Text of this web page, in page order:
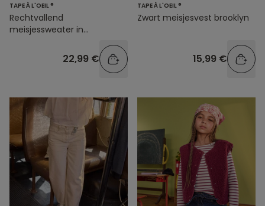
TAPE À L'OEIL ®
Rechtvallend
meisjessweater in
bloemenprint22,99 €
TAPE À L'OEIL ®
Zwart meisjesvest brooklyn
15,99 €